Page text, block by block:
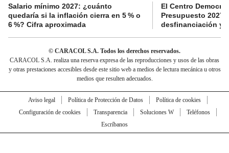
Salario mínimo 2027: ¿cuánto
quedaría si la inflación cierra en 5 % o
6 %? Cifra aproximada
El Centro
Presupuesto 2027
desfinanciación y
© CARACOL S.A. Todos los derechos reservados.
CARACOL S.A. realiza una reserva expresa de las reproducciones y usos de las obras
y otras prestaciones accesibles desde este sitio web a medios de lectura mecánica u otros
medios que resulten adecuados.
Aviso legal Política de Protección de Datos
Política de cookies
Configuración de cookies
Transparencia Soluciones W
Teléfonos
Escríbanos